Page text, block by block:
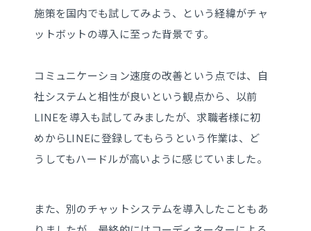
施策を国内でも試してみよう、という経緯がチャ
ットボットの導入に至った背景です。
コミュニケーション速度の改善という点では、自
社システムと相性が良いという観点から、以前
LINEを導入も試してみましたが、求職者様に初
めからLINEに登録してもらうという作業は、ど
うしてもハードルが高いように感じていました。
また、別のチャットシステムを導入したこともあ